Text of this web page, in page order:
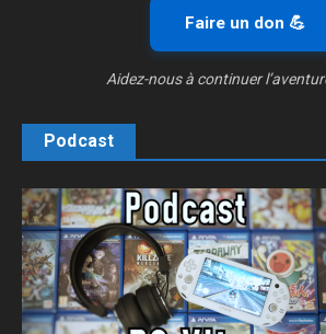
Faire un don 💪
Aidez-nous à continuer
Podcast